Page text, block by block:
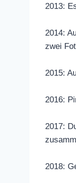
2013:
2014:
zwei
2015:
2016:
2017:
2018: